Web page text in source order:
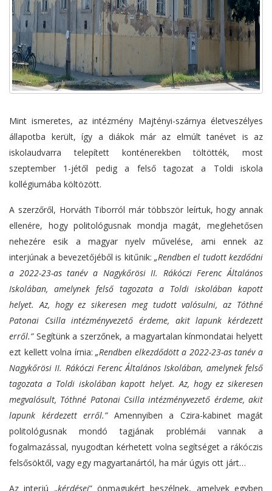
Mint ismeretes, az intézmény Majtényi-szárnya életveszélyes
állapotba került, így a diákok már az elmúlt tanévet is az
iskolaudvarra telepített konténerekben töltötték, most
szeptember 1-jétől pedig a felső tagozat a Toldi iskola
kollégiumába költözött.
A szerzőről, Horváth Tiborról már többször leírtuk, hogy annak
ellenére, hogy politológusnak mondja magát, meglehetősen
nehezére esik a magyar nyelv művelése, ami ennek az
interjúnak a bevezetőjéből is kitűnik: „Rendben el tudott kezdődni
a 2022-23-as tanév a Nagykőrösi II. Rákóczi Ferenc Általános
Iskolában, amelynek felső tagozata a Toldi iskolában kapott
helyet. Az, hogy ez sikeresen meg tudott valósulni, az Tóthné
Patonai Csilla intézményvezető érdeme, akit lapunk kérdezett
erről.”Segítünk a szerzőnek, a magyartalan kínmondatai helyett
ezt kellett volna írnia:„Rendben elkezdődött a 2022-23-as tanév a
Nagykőrösi II. Rákóczi Ferenc Általános Iskolában, amelynek felső
tagozata a Toldi iskolában kapott helyet. Az, hogy ez sikeresen
megvalósult, Tóthné Patonai Csilla intézményvezető érdeme, akit
lapunk kérdezett erről.”Amennyiben a Czira-kabinet magát
politológusnak mondó tagjának problémái vannak a
fogalmazással, nyugodtan kérhetett volna segítséget a rákóczis
felsősöktől, vagy egy magyartanártól, ha már úgyis ott járt…
Az interjú „kérdései” önmagukért beszélnek, amelyek egyben